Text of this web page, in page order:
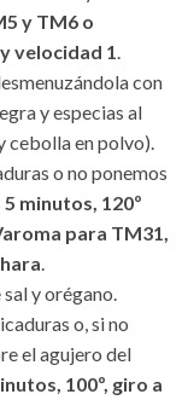
y TM6 o
velocidad 1
con
y especias al
cebolla en polvo).
o no ponemos
5 minutos, 120º
para TM31,
y orégano.
o, si no
el agujero del
100º, giro a